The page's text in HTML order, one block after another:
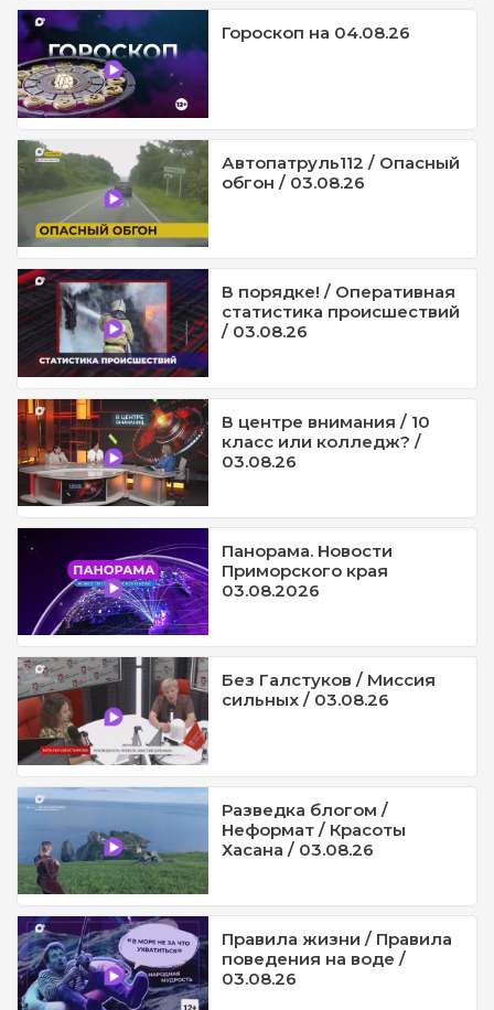
Гороскоп на 04.08.26
Автопатруль112 / Опасный
обгон / 03.08.26
В порядке! / Оперативная
статистика происшествий
/ 03.08.26
В центре внимания / 10
класс или колледж? /
03.08.26
Панорама. Новости
Приморского края
03.08.2026
Без Галстуков / Миссия
сильных / 03.08.26
Разведка блогом /
Неформат / Красоты
Хасана / 03.08.26
Правила жизни / Правила
поведения на воде /
03.08.26